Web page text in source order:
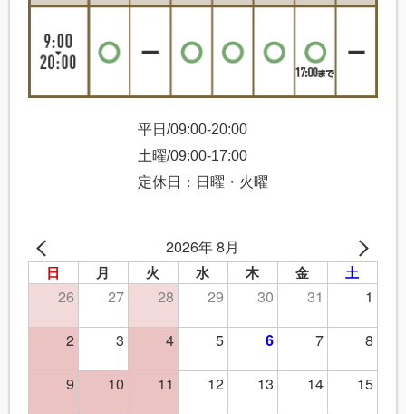
平日/09:00-20:00
土曜/09:00-17:00
定休日：日曜・火曜
2026年 8月
日 月 火 水 木 金 土
26 27 28 29 30 31
1
2
3 4 5 6 7
8
9
10 11 12 13 14
15